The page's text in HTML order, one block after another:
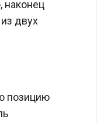
наконец
двух
позицию